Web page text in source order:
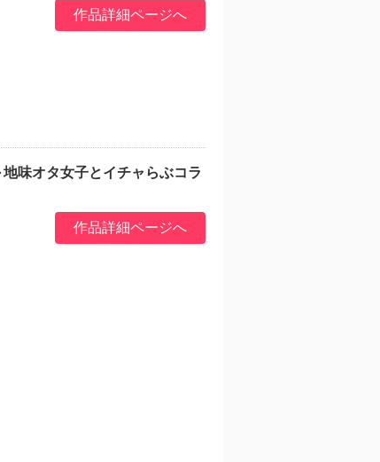
作品詳細ページへ
味オタ女子とイチャらぶコラ
作品詳細ページへ